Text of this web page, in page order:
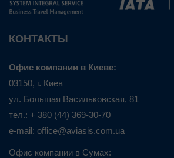
КОНТАКТЫ
Офис компании в Киеве:
03150, г. Киев
ул. Большая Васильковская, 81
тел.: + 380 (44) 369-30-70
e-mail: office@aviasis.com.ua
Офис компании в Сумах: